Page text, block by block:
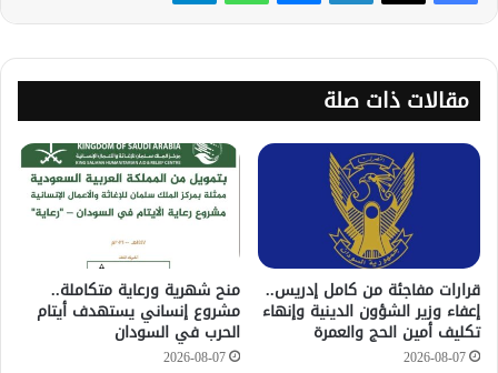
مقالات ذات صلة
قرارات مفاجئة من كامل إدريس..
إعفاء وزير الشؤون الدينية وإنهاء
تكليف أمين الحج والعمرة
2026-08-07
منح شهرية ورعاية متكاملة..
مشروع إنساني يستهدف أيتام
الحرب في السودان
2026-08-07